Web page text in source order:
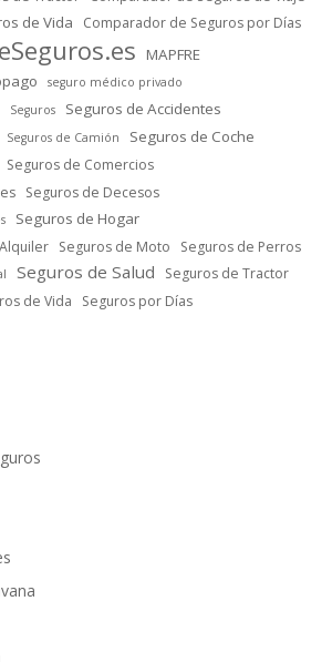
de Vida Comparador de Seguros por Días
eSeguros.es MAPFRE
seguro médico privado
Seguros Seguros de Accidentes
Seguros de Camión Seguros de Coche
Seguros de Comercios
Seguros de Decesos
Seguros de Hogar
Seguros de Moto Seguros de Perros
Seguros de Salud
Seguros de Tractor
de Vida Seguros por Días